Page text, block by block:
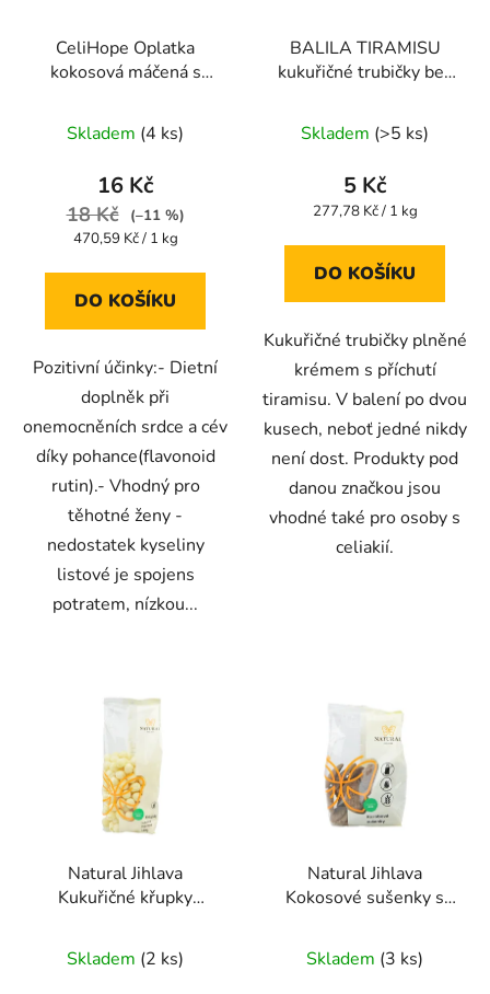
CeliHope Oplatka
kokosová máčená s
34g
hodnocení
produktu
je
5,0
5
Skladem (4 ks)
16 Kč
18 Kč
(–11 %)
Měrná
470,59 Kč / 1 kg
DO KOŠÍKU
Pozitivní účinky:- Dietní
doplněk při
onemocněních srdce a cév
díky pohance(flavonoid
rutin).- Vhodný pro
těhotné ženy -
nedostatek kyseliny
listové je spojens
potratem, nízkou...
BALILA TIRAMISU
kukuřičné trubičky bez
hodnocení
produktu
je
z
Skladem (>5 ks)
5 Kč
Měrná
277,78 Kč / 1 kg
DO KOŠÍKU
Kukuřičné trubičky plněné
krémem s příchutí
tiramisu. V balení po dvou
kusech, neboť jedné nikdy
není dost. Produkty pod
danou značkou jsou
vhodné také pro osoby s
celiakií.
Natural Jihlava
Kukuřičné křupky
hodnocení
Skladem (2 ks)
Natural Jihlava
Kokosové sušenky s
150g
hodnocení
Skladem (3 ks)